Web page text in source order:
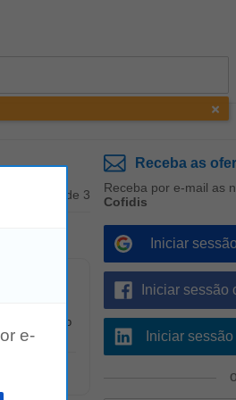
1 - 3 de 3
muito
Receba as
Receba por e-mail as
Cofidis
Iniciar
Iniciar sessão
Iniciar
e-